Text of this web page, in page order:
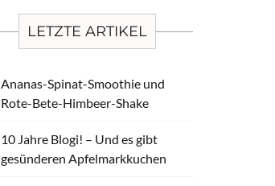
LETZTE ARTIKEL
Ananas-Spinat-Smoothie und
Rote-Bete-Himbeer-Shake
10 Jahre Blogi! – Und es gibt
gesünderen Apfelmarkkuchen